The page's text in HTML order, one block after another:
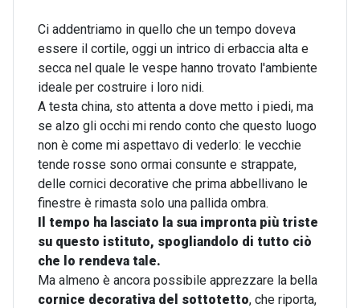
Ci addentriamo in quello che un tempo doveva
essere il cortile, oggi un intrico di erbaccia alta e
secca nel quale le vespe hanno trovato l'ambiente
ideale per costruire i loro nidi.
A testa china, sto attenta a dove metto i piedi, ma
se alzo gli occhi mi rendo conto che questo luogo
non è come mi aspettavo di vederlo: le vecchie
tende rosse sono ormai consunte e strappate,
delle cornici decorative che prima abbellivano le
finestre è rimasta solo una pallida ombra.
Il tempo ha lasciato la sua impronta più triste
su questo istituto, spogliandolo di tutto ciò
che lo rendeva tale.
Ma almeno è ancora possibile apprezzare la bella
cornice decorativa del sottotetto, che riporta,